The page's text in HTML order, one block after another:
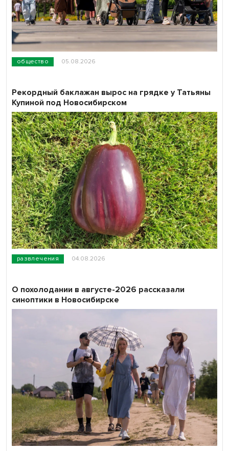
общество 05.08.2026
развлечения 04.08.2026
Рекордный баклажан вырос на грядке у Татьяны
Купиной под Новосибирском
О похолодании в августе-2026 рассказали
синоптики в Новосибирске